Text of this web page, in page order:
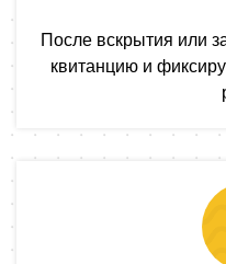
После вскрытия или
квитанцию и